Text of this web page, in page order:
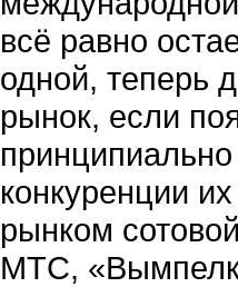
всё равно
одной, теперь
рынок, если
конкуренции
рынком
МТС,